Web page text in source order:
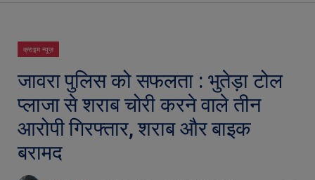
क्राइम न्यूज़
जावरा पुलिस को सफलता : भुतेड़ा टोल
प्लाजा से शराब चोरी करने वाले तीन
आरोपी गिरफ्तार, शराब और बाइक
बरामद